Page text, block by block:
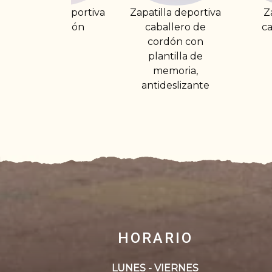
Zapatilla deportiva
caballero de
Zapatilla de
caballero de
velcro
HORARIO
LUNES - VIERNES